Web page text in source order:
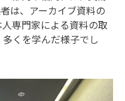
は、アーカイブ資料の
専門家による資料の取
くを学んだ様子でし